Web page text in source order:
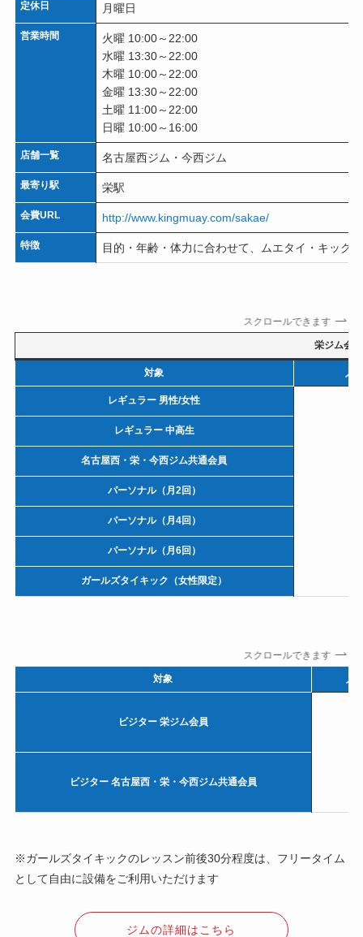
定休日 月曜日
営業時間
火曜 10:00～22:00
水曜 13:30～22:00
木曜 10:00～22:00
金曜 13:30～22:00
土曜 11:00～22:00
日曜 10:00～16:00
店舗一覧 名古屋西ジム・今西ジム
最寄り駅 栄駅
会費URL http://www.kingmuay.com/sakae/
特徴 目的・年齢・体力に合わせて、ムエタイ・キック
スクロールできます
栄ジム会員
対象 入
レギュラー 男性/女性
レギュラー 中高生
名古屋西・栄・今西ジム共通会員
パーソナル（月2回）
パーソナル（月4回）
パーソナル（月6回）
ガールズタイキック（女性限定）
スクロールできます
対象 入
ビジター 栄ジム会員
ビジター 名古屋西・栄・今西ジム共通会員
※ガールズタイキックのレッスン前後30分程度は、フリータイム
として自由に設備をご利用いただけます
ジムの詳細はこちら